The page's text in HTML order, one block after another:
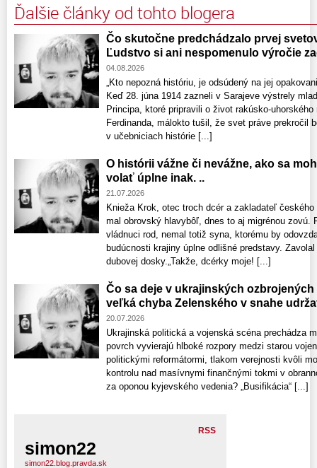
Ďalšie články od tohto blogera
Čo skutočne predchádzalo prvej
Ľudstvo si ani nespomenulo výročie
04.08.2026
„Kto nepozná históriu, je odsúdený na jej
Keď 28. júna 1914 zazneli v Sarajeve výstrely
Principa, ktoré pripravili o život rakúsko-
Ferdinanda, málokto tušil, že svet práve prekročil
v učebniciach histórie [...]
O histórii vážne či nevážne, ako sa
volať úplne inak. ..
21.07.2026
Knieža Krok, otec troch dcér a zakladateľ
mal obrovský hlavybôľ, dnes to aj migrénou zovú.
vládnuci rod, nemal totiž syna, ktorému by
budúcnosti krajiny úplne odlišné predstavy.
dubovej dosky.„Takže, dcérky moje! [...]
Čo sa deje v ukrajinských
veľká chyba Zelenského v snahe
20.07.2026
Ukrajinská politická a vojenská scéna prechádza
povrch vyvierajú hlboké rozpory medzi starou
politickými reformátormi, tlakom verejnosti kvôli
kontrolu nad masívnymi finančnými tokmi v
za oponou kyjevského vedenia? „Busifikácia“ [...]
RSS
simon22
simon22.blog.pravda.sk